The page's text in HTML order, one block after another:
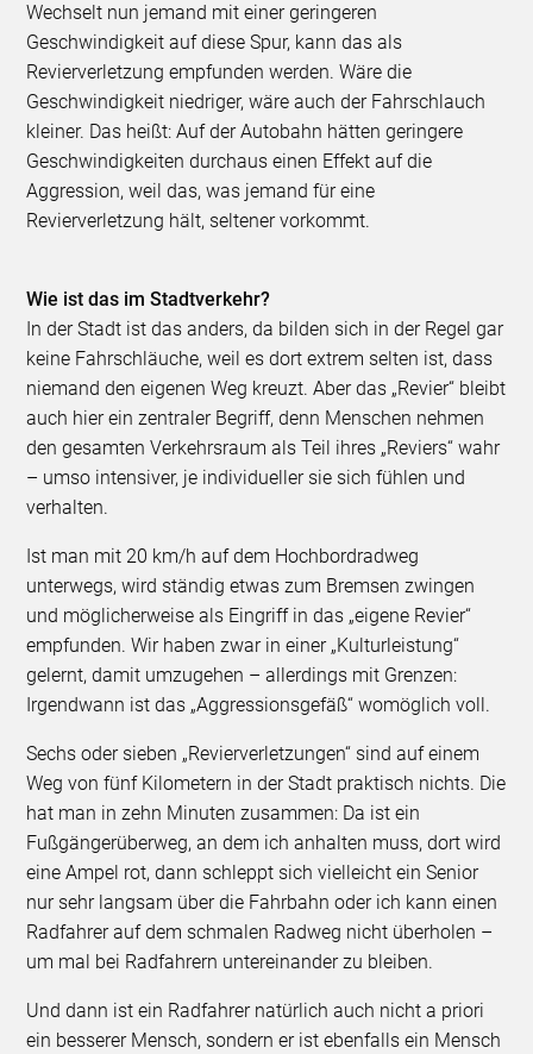
Wechselt nun jemand mit einer geringeren
Geschwindigkeit auf diese Spur, kann das als
Revierverletzung empfunden werden. Wäre die
Geschwindigkeit niedriger, wäre auch der Fahrschlauch
kleiner. Das heißt: Auf der Autobahn hätten geringere
Geschwindigkeiten durchaus einen Effekt auf die
Aggression, weil das, was jemand für eine
Revierverletzung hält, seltener vorkommt.
Wie ist das im Stadtverkehr?
In der Stadt ist das anders, da bilden sich in der Regel gar
keine Fahrschläuche, weil es dort extrem selten ist, dass
niemand den eigenen Weg kreuzt. Aber das „Revier“ bleibt
auch hier ein zentraler Begriff, denn Menschen nehmen
den gesamten Verkehrsraum als Teil ihres „Reviers“ wahr
– umso intensiver, je individueller sie sich fühlen und
verhalten.
Ist man mit 20 km/h auf dem Hochbordradweg
unterwegs, wird ständig etwas zum Bremsen zwingen
und möglicherweise als Eingriff in das „eigene Revier“
empfunden. Wir haben zwar in einer „Kulturleistung“
gelernt, damit umzugehen – allerdings mit Grenzen:
Irgendwann ist das „Aggressionsgefäß“ womöglich voll.
Sechs oder sieben „Revierverletzungen“ sind auf einem
Weg von fünf Kilometern in der Stadt praktisch nichts. Die
hat man in zehn Minuten zusammen: Da ist ein
Fußgängerüberweg, an dem ich anhalten muss, dort wird
eine Ampel rot, dann schleppt sich vielleicht ein Senior
nur sehr langsam über die Fahrbahn oder ich kann einen
Radfahrer auf dem schmalen Radweg nicht überholen –
um mal bei Radfahrern untereinander zu bleiben.
Und dann ist ein Radfahrer natürlich auch nicht a priori
ein besserer Mensch, sondern er ist ebenfalls ein Mensch